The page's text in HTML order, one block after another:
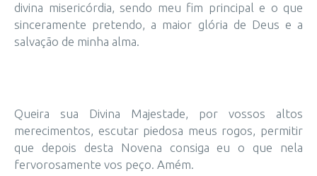
divina misericórdia, sendo meu fim principal e o que
sinceramente pretendo, a maior glória de Deus e a
salvação de minha alma.
Queira sua Divina Majestade, por vossos altos
merecimentos, escutar piedosa meus rogos, permitir
que depois desta Novena consiga eu o que nela
fervorosamente vos peço. Amém.